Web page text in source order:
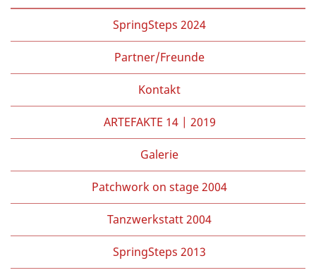
SpringSteps 2024
Partner/Freunde
Kontakt
ARTEFAKTE 14 | 2019
Galerie
Patchwork on stage 2004
Tanzwerkstatt 2004
SpringSteps 2013